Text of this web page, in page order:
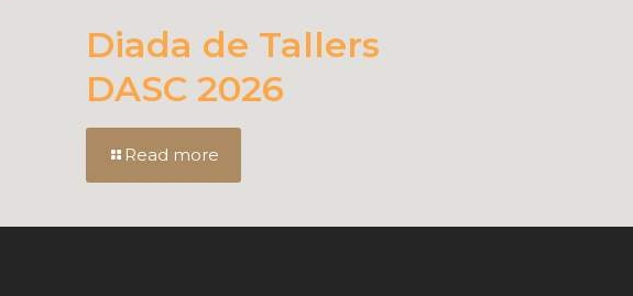
Diada de Tallers
DASC 2026
Read more